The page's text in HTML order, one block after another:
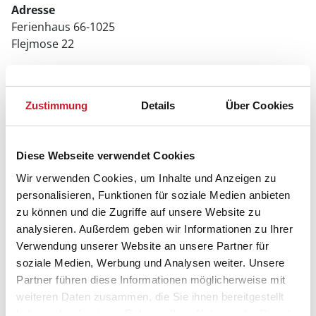
Zustimmung Details Über Cookies
Diese Webseite verwendet Cookies
Wir verwenden Cookies, um Inhalte und Anzeigen zu
personalisieren, Funktionen für soziale Medien anbieten
zu können und die Zugriffe auf unsere Website zu
analysieren. Außerdem geben wir Informationen zu Ihrer
Verwendung unserer Website an unsere Partner für
soziale Medien, Werbung und Analysen weiter. Unsere
Partner führen diese Informationen möglicherweise mit
weiteren Daten zusammen, die Sie ihnen bereitgestellt
haben oder die sie im Rahmen Ihrer Nutzung der Dienste
Adresse
Ferienhaus 66-1025
Flejmose 22